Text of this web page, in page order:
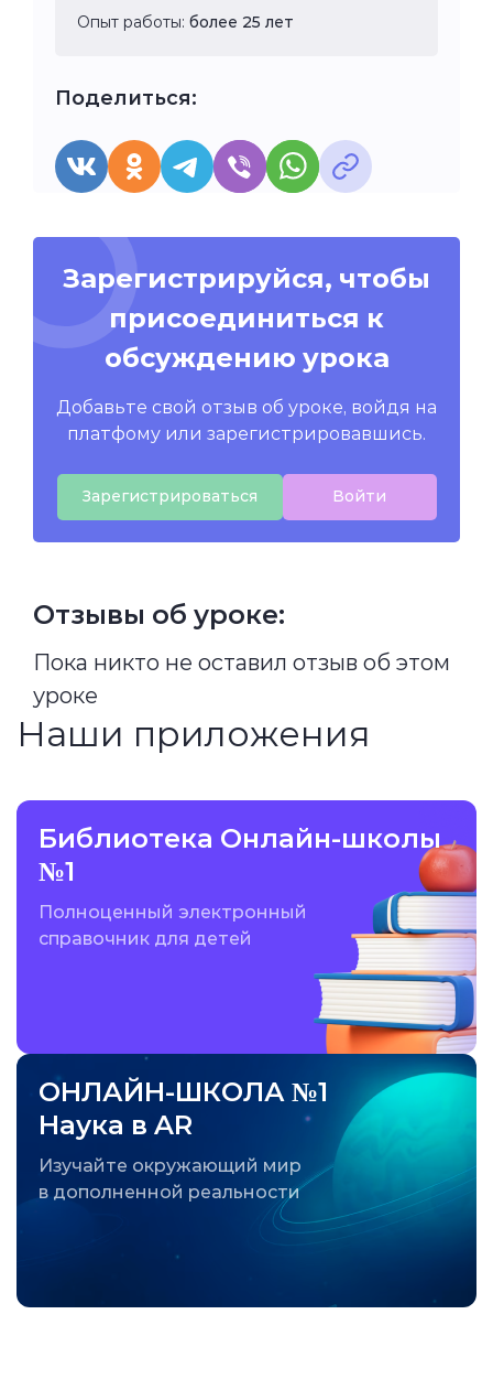
Опыт работы: более 25 лет
Поделиться:
Зарегистрируйся, чтобы
присоединиться к
обсуждению урока
Добавьте свой отзыв об уроке, войдя на
платфому или зарегистрировавшись.
Зарегистрироваться Войти
Отзывы об уроке:
Пока никто не оставил отзыв об этом
уроке
Наши приложения
Библиотека Онлайн-школы
№1
Полноценный электронный
справочник для детей
ОНЛАЙН-ШКОЛА №1
Наука в AR
Изучайте окружающий мир
в дополненной реальности